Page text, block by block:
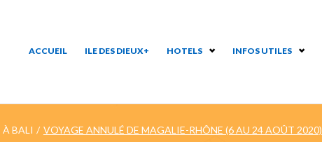
ACCUEIL ILE DES DIEUX+ HOTELS INFOS UTILES
BALI / VOYAGE ANNULÉ DE MAGALIE-RHÔNE (6 AU 24 AOÛT 2020)